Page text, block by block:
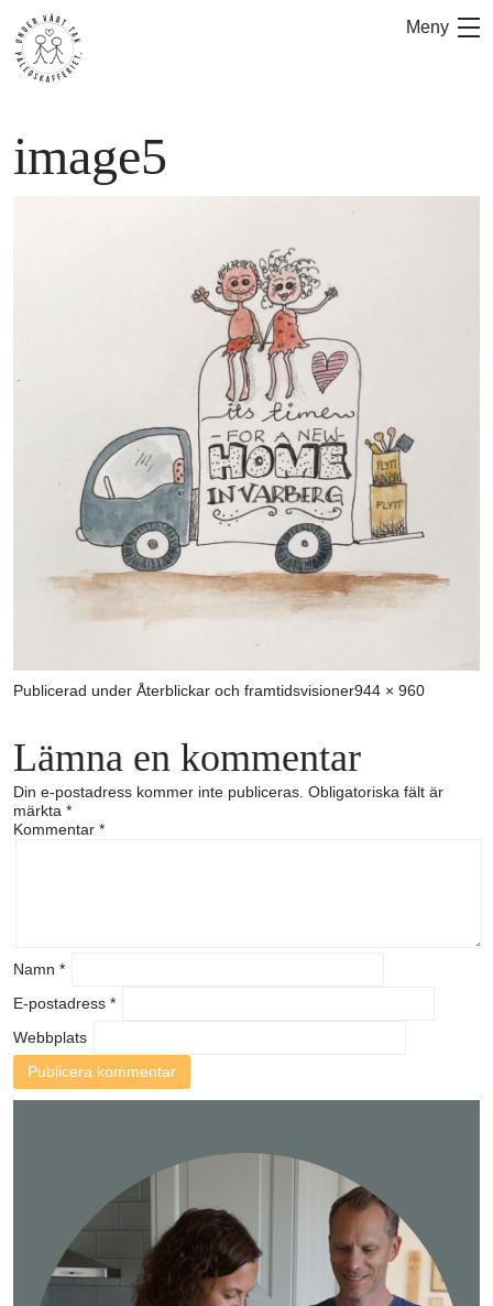
innehåll
Meny
image5
Publicerad under Återblickar och framtidsvisionerFull
944 × 960
Lämna en kommentar
Din e-postadress kommer inte publiceras. Obligatoriska fält är
märkta *
Kommentar *
Namn *
E-postadress *
Webbplats